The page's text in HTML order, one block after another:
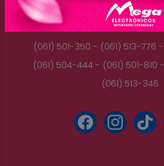
Paraguay
(061) 501-350 - (061) 513-776
(061) 504-444 - (061) 501-810
(061) 513-346